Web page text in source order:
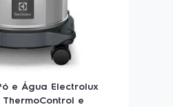
e Água Electrolux
ThermoControl e